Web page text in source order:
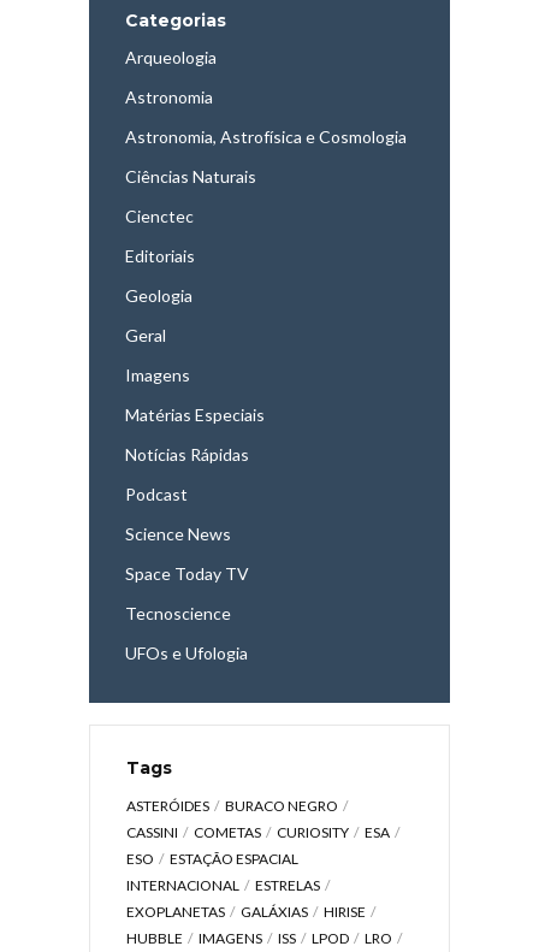
Categorias
Arqueologia
Astronomia
Astronomia, Astrofísica e Cosmologia
Ciências Naturais
Cienctec
Editoriais
Geologia
Geral
Imagens
Matérias Especiais
Notícias Rápidas
Podcast
Science News
Space Today TV
Tecnoscience
UFOs e Ufologia
Tags
ASTERÓIDES
BURACO NEGRO
CASSINI
COMETAS CURIOSITY
ESA
ESO
ESTAÇÃO ESPACIAL
INTERNACIONAL
ESTRELAS
EXOPLANETAS
GALÁXIAS
HIRISE
HUBBLE
IMAGENS ISS LPOD
LRO